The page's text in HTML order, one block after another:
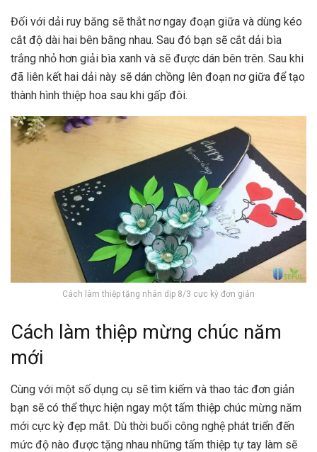
Đối với dải ruy băng sẽ thắt nơ ngay đoạn giữa và dùng kéo
cắt độ dài hai bên bằng nhau. Sau đó bạn sẽ cắt dải bìa
trắng nhỏ hơn giải bìa xanh và sẽ được dán bên trên. Sau khi
đã liên kết hai dải này sẽ dán chồng lên đoạn nơ giữa để tạo
thành hình thiệp hoa sau khi gấp đôi.
Cách làm thiệp tặng nhân dịp 8/3 cực kỳ đơn giản
Cách làm thiệp mừng chúc năm
mới
Cùng với một số dụng cụ sẽ tìm kiếm và thao tác đơn giản
bạn sẽ có thể thực hiện ngay một tấm thiệp chúc mừng năm
mới cực kỳ đẹp mắt. Dù thời buổi công nghệ phát triển đến
mức độ nào được tặng nhau những tấm thiệp tự tay làm sẽ